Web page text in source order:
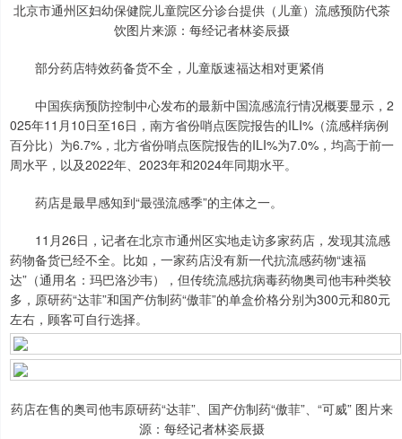
北京市通州区妇幼保健院儿童院区分诊台提供（儿童）流感预防代茶
饮图片来源：每经记者林姿辰摄
部分药店特效药备货不全，儿童版速福达相对更紧俏
中国疾病预防控制中心发布的最新中国流感流行情况概要显示，2
025年11月10日至16日，南方省份哨点医院报告的ILI%（流感样病例
百分比）为6.7%，北方省份哨点医院报告的ILI%为7.0%，均高于前一
周水平，以及2022年、2023年和2024年同期水平。
药店是最早感知到“最强流感季”的主体之一。
11月26日，记者在北京市通州区实地走访多家药店，发现其流感
药物备货已经不全。比如，一家药店没有新一代抗流感药物“速福
达”（通用名：玛巴洛沙韦），但传统流感抗病毒药物奥司他韦种类较
多，原研药“达菲”和国产仿制药“傲菲”的单盒价格分别为300元和80元
左右，顾客可自行选择。
药店在售的奥司他韦原研药“达菲”、国产仿制药“傲菲”、“可威” 图片来
源：每经记者林姿辰摄